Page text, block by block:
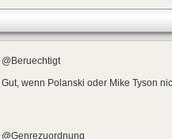
@Beruechtigt
Gut, wenn Polanski oder Mike Tyson
@Genrezuordnung